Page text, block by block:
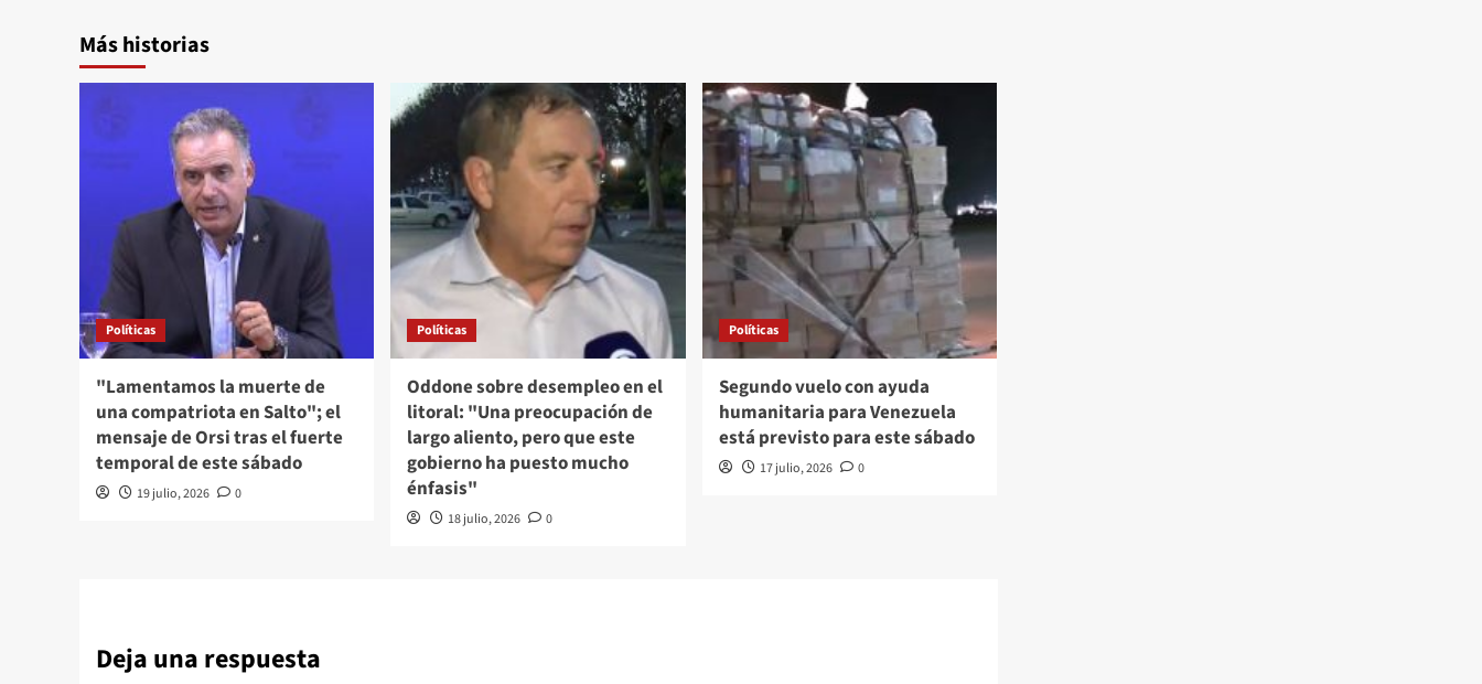
Más historias
Políticas
"Lamentamos la muerte de
una compatriota en Salto"; el
mensaje de Orsi tras el fuerte
temporal de este sábado
19 julio, 2026 0
Políticas
Oddone sobre desempleo en el
litoral: "Una preocupación de
largo aliento, pero que este
gobierno ha puesto mucho
énfasis"
18 julio, 2026 0
Políticas
Segundo vuelo con ayuda
humanitaria para Venezuela
está previsto para este sábado
17 julio, 2026 0
Deja una respuesta